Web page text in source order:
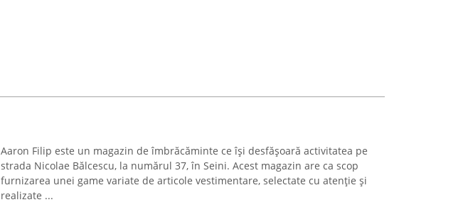
Aaron Filip este un magazin de îmbrăcăminte ce își desfășoară activitatea pe
strada Nicolae Bălcescu, la numărul 37, în Seini. Acest magazin are ca scop
furnizarea unei game variate de articole vestimentare, selectate cu atenție și
realizate ...